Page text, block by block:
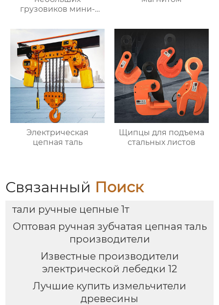
грузовиков мини-
Электрическая
цепная таль
Щипцы для подъема
стальных листов
Связанный Поиск
тали ручные цепные 1т
Оптовая ручная зубчатая цепная таль
производители
Известные производители
электрической лебедки 12
Лучшие купить измельчители
древесины